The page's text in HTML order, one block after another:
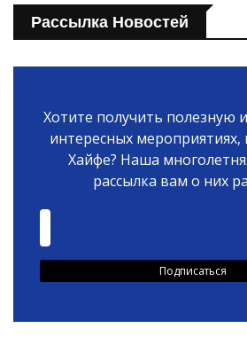
Рассылка Новостей
Хотите получить
интересных
Хайфе? Наша
рассылка вам о них